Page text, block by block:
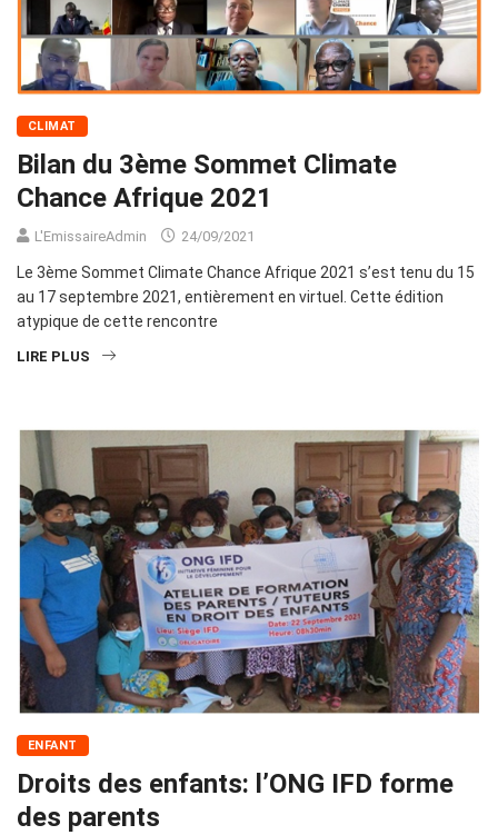
CLIMAT
Bilan du 3ème Sommet Climate
Chance Afrique 2021
L'EmissaireAdmin 24/09/2021
Le 3ème Sommet Climate Chance Afrique 2021 s’est tenu du 15
au 17 septembre 2021, entièrement en virtuel. Cette édition
atypique de cette rencontre
LIRE PLUS
ENFANT
Droits des enfants: l’ONG IFD forme
des parents